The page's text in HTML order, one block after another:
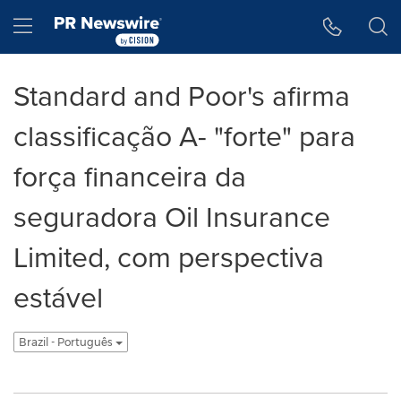
Hamburger menu
Standard and Poor's afirma
classificação A- "forte" para
força financeira da
seguradora Oil Insurance
Limited, com perspectiva
estável
Brazil - Português